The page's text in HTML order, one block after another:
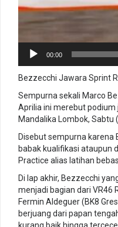
00:00
Bezzecchi Jawara Sprint
Sempurna sekali Marco
Aprilia ini merebut podium
Mandalika Lombok, Sabtu
Disebut sempurna
babak kualifikasi ataupun
Practice alias latihan
Di lap akhir, Bezzecchi
menjadi bagian dari VR46
Fermin Aldeguer (BK8
berjuang dari papan